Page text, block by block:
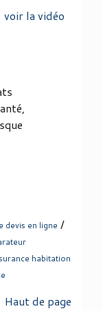
voir la vidéo
devis en ligne /
habitation
Haut de page